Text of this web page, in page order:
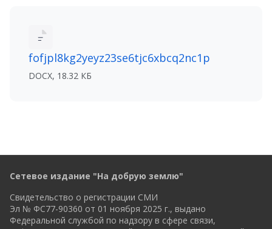
fofjpl8kg2yeyz23se6tjc6xbcq2nc1p
DOCX, 18.32 КБ
Сетевое издание "На добрую землю"
Свидетельство о регистрации СМИ
Эл № ФС77-90360 от 01 ноября 2025 г., выдано
Федеральной службой по надзору в сфере связи,